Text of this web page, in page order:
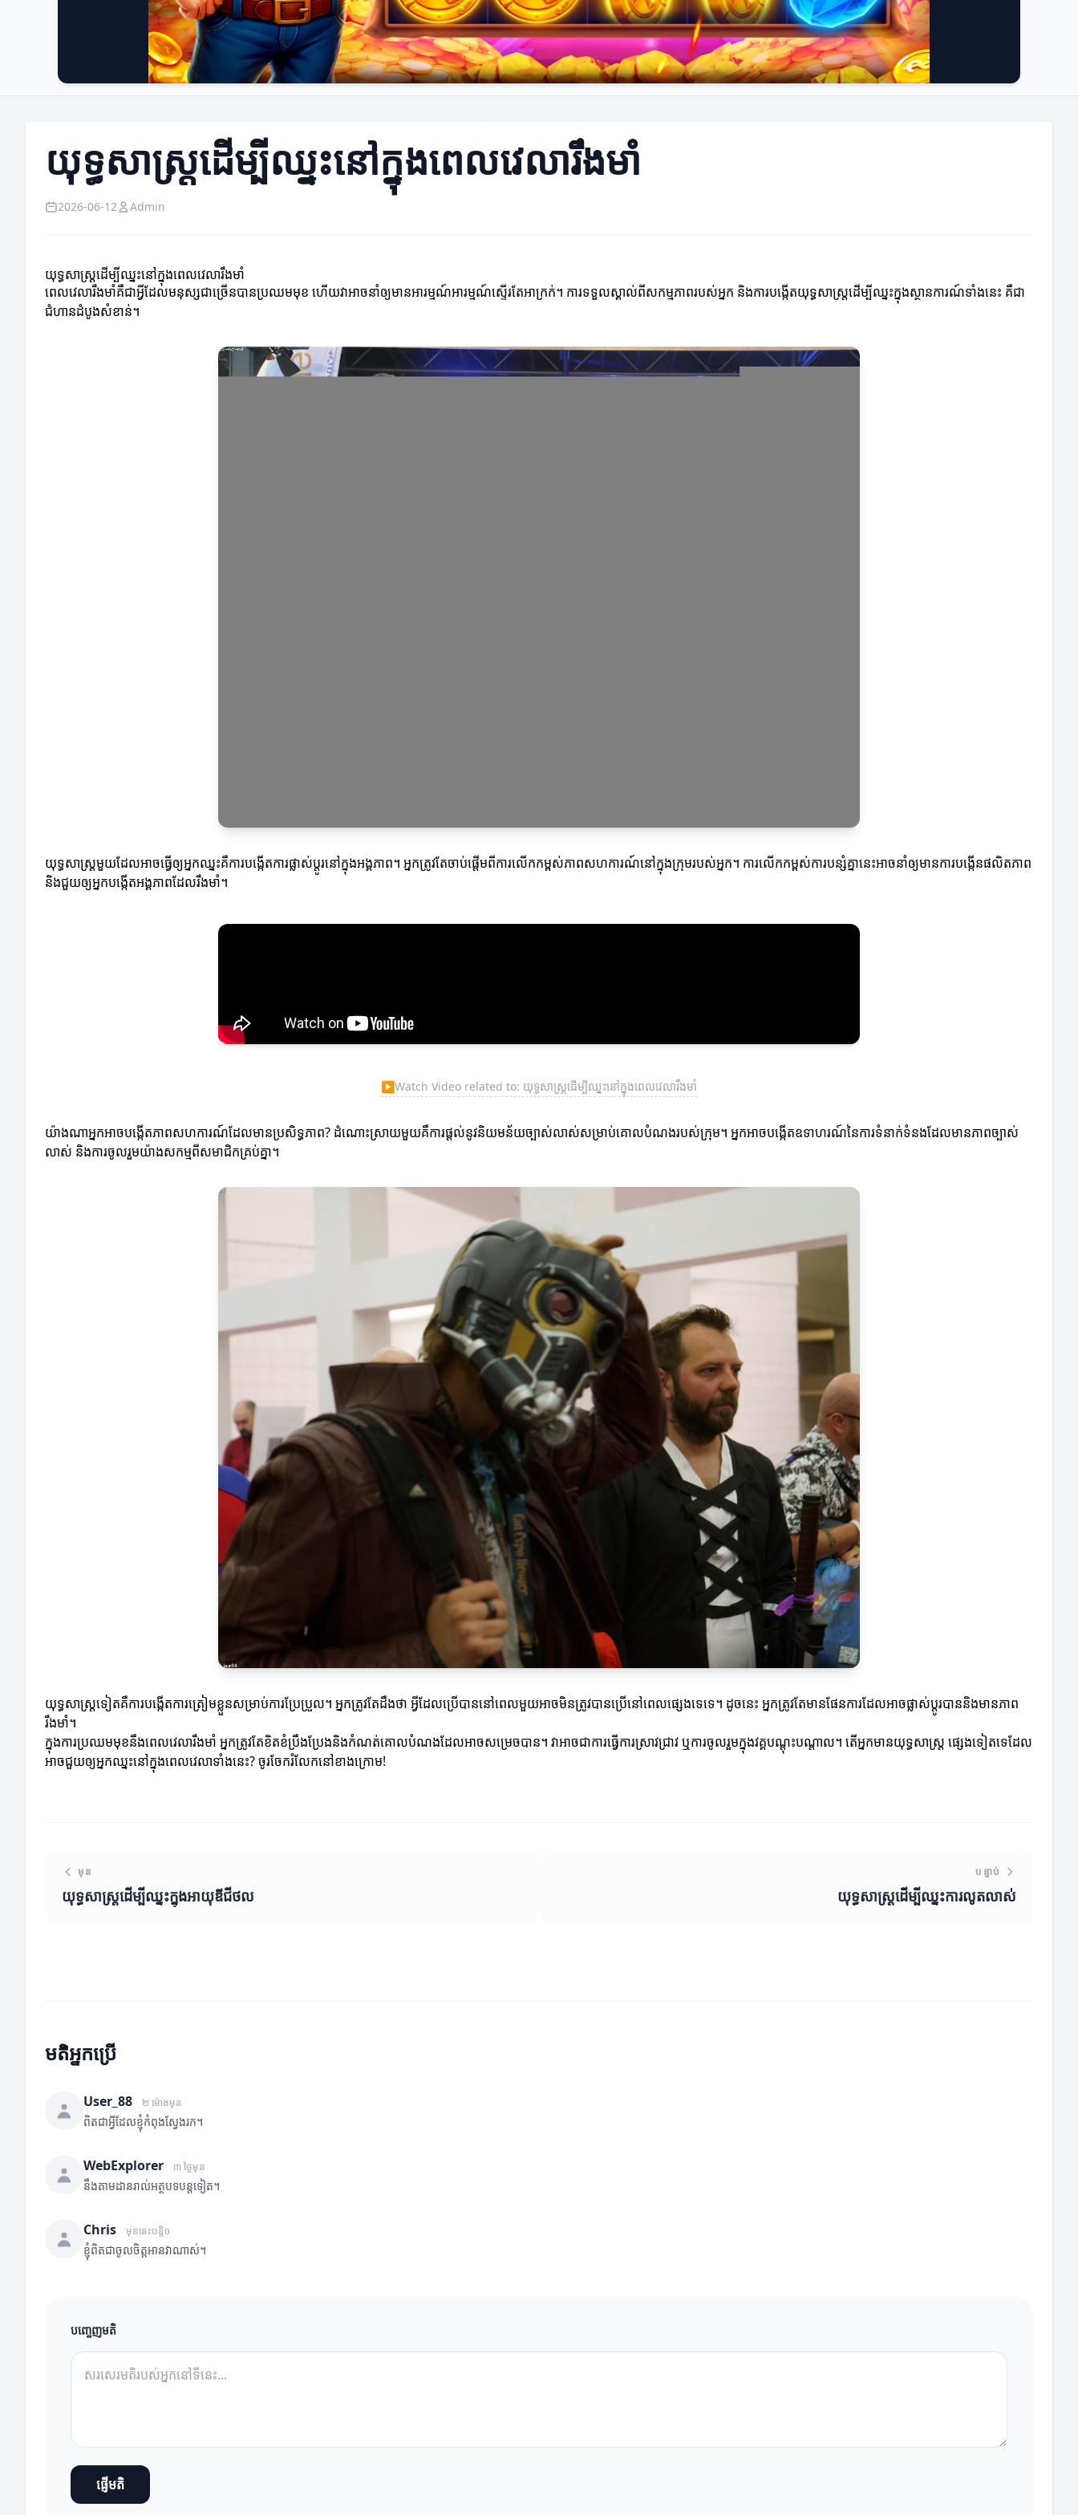
យុទ្ធសាស្ត្រដើម្បីឈ្នះនៅក្នុងពេលវេលារឹងមាំ
2026-06-12 Admin
យុទ្ធសាស្ត្រដើម្បីឈ្នះនៅក្នុងពេលវេលារឹងមាំ
ពេលវេលារឹងមាំគឺជាអ្វីដែលមនុស្សជាច្រើនបានប្រឈមមុខ ហើយវាអាចនាំឲ្យមានអារម្មណ៍អារម្មណ៍ស្ទើរតែអាក្រក់។ ការទទួលស្គាល់ពីសកម្មភាពរបស់អ្នក និងការបង្កើតយុទ្ធសាស្ត្រដើម្បីឈ្នះក្នុងស្ថានការណ៍ទាំងនេះ គឺជា
ជំហានដំបូងសំខាន់។
យុទ្ធសាស្ត្រមួយដែលអាចធ្វើឲ្យអ្នកឈ្នះគឺការបង្កើតការផ្លាស់ប្តូរនៅក្នុងអង្គភាព។ អ្នកត្រូវតែចាប់ផ្តើមពីការលើកកម្ពស់ភាពសហការណ៍នៅក្នុងក្រុមរបស់អ្នក។ ការលើកកម្ពស់ការបន្សំគ្នានេះអាចនាំឲ្យមានការបង្កើនផលិតភាព
និងជួយឲ្យអ្នកបង្កើតអង្គភាពដែលរឹងមាំ។
▶Watch Video related to: យុទ្ធសាស្ត្រដើម្បីឈ្នះនៅក្នុងពេលវេលារឹងមាំ
យ៉ាងណាអ្នកអាចបង្កើតភាពសហការណ៍ដែលមានប្រសិទ្ធភាព? ដំណោះស្រាយមួយគឺការផ្តល់នូវនិយមន័យច្បាស់លាស់សម្រាប់គោលបំណងរបស់ក្រុម។ អ្នកអាចបង្កើតឧទាហរណ៍នៃការទំនាក់ទំនងដែលមានភាពច្បាស់
លាស់ និងការចូលរួមយ៉ាងសកម្មពីសមាជិកគ្រប់គ្នា។
យុទ្ធសាស្ត្រ​ទៀត​គឺការបង្កើតការត្រៀមខ្លួនសម្រាប់ការប្រែប្រួល។ អ្នកត្រូវតែដឹងថា អ្វីដែលប្រើបាននៅពេលមួយអាចមិនត្រូវបានប្រើនៅពេលផ្សេងទេទេ។ ដូចនេះ អ្នកត្រូវតែមានផែនការដែលអាចផ្លាស់ប្តូរបាននិងមានភាព
រឹងមាំ។
ក្នុងការប្រឈមមុខនឹងពេលវេលារឹងមាំ អ្នកត្រូវតែខិតខំប្រឹងប្រែងនិងកំណត់គោលបំណងដែលអាចសម្រេចបាន។ វាអាចជាការធ្វើការស្រាវជ្រាវ ឬការចូលរួមក្នុងវគ្គបណ្តុះបណ្តាល។ តើអ្នកមានយុទ្ធសាស្ត្រ ផ្សេងទៀតទេដែល
អាចជួយឲ្យអ្នកឈ្នះនៅក្នុងពេលវេលាទាំងនេះ? ចូរចែករំលែកនៅខាងក្រោម!
មុន
យុទ្ធសាស្ត្រដើម្បីឈ្នះក្នុងអាយុឌីជីថល
បន្ទាប់
យុទ្ធសាស្ត្រដើម្បីឈ្នះការលូតលាស់
មតិអ្នកប្រើ
User_88 ២ ម៉ោងមុន
ពិតជាអ្វីដែលខ្ញុំកំពុងស្វែងរក។
WebExplorer ៣ ថ្ងៃមុន
នឹងតាមដានរាល់អត្ថបទបន្តទៀត។
Chris មុននេះបន្តិច
ខ្ញុំពិតជាចូលចិត្តអានវាណាស់។
បញ្ចេញមតិ
ផ្ញើមតិ